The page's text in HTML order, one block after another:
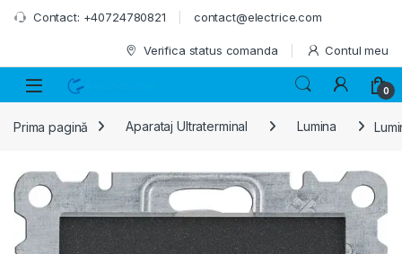
Skip to navigation
Skip to content
Contact: +40724780821 contact@electrice.com
Verifica status comanda Contul meu
0
Prima pagină Aparataj Ultraterminal Lumina